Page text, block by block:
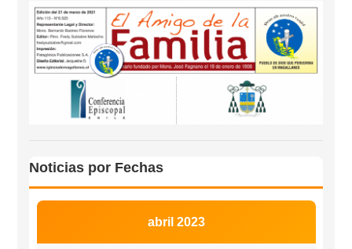
Noticias por Fechas
abril 2023